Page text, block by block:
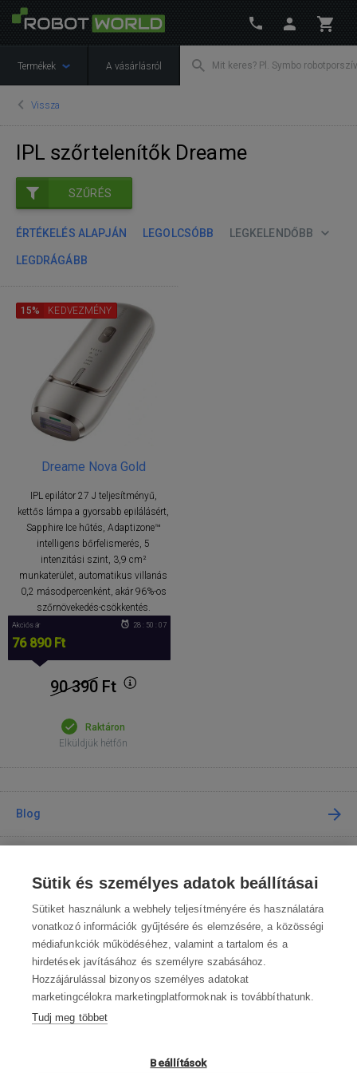
Termékek A vásárlásról
Vissza
IPL szőrtelenítők Dreame
SZŰRÉS
ÉRTÉKELÉS ALAPJÁN LEGOLCSÓBB LEGKELENDŐBB
LEGDRÁGÁBB
Dreame Nova Gold
IPL epilátor 27 J teljesítményű,
kettős lámpa a gyorsabb epilálásért,
Sapphire Ice hűtés, Adaptizone™
intelligens bőrfelismerés, 5
intenzitási szint, 3,9 cm²
munkaterület, automatikus villanás
0,2 másodpercenként, akár 96%-os
szőrnövekedés-csökkentés.
15% KEDVEZMÉNY
Akciós ár
76 890 Ft
28 : 50 : 07
90 390Ft
Raktáron
Elküldjük hétfőn
Blog
A vásárlásról
Kapcsolat
Lépjen kapcsolatba velünk
Hé-Pé 8:00—16:30
Sütik és személyes adatok beállításai
Sütiket használunk a webhely teljesítményére és használatára
vonatkozó információk gyűjtésére és elemzésére, a közösségi
médiafunkciók működéséhez, valamint a tartalom és a
hirdetések javításához és személyre szabásához.
Hozzájárulással bizonyos személyes adatokat
marketingcélokra marketingplatformoknak is továbbíthatunk.
Tudj meg többet
Beállítások